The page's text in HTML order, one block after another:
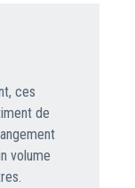
ces
de
volume